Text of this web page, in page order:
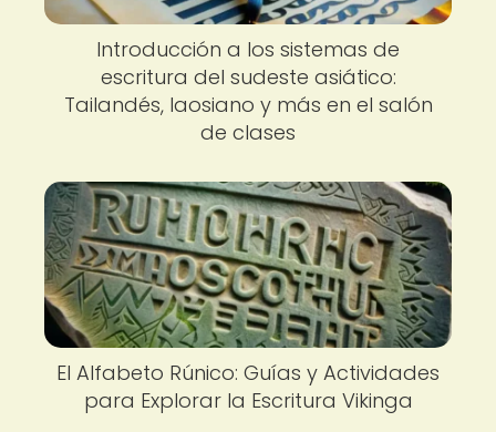
Introducción a los sistemas de
escritura del sudeste asiático:
Tailandés, laosiano y más en el salón
de clases
El Alfabeto Rúnico: Guías y Actividades
para Explorar la Escritura Vikinga